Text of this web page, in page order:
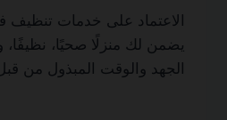
الاعتماد على خدمات تنظيف
يضمن لك منزلًا صحيًا، نظيفًا،
الجهد والوقت المبذول من